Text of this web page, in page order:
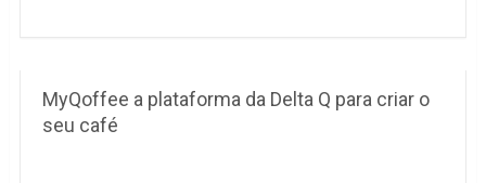
MyQoffee a plataforma da Delta Q para criar o
seu café